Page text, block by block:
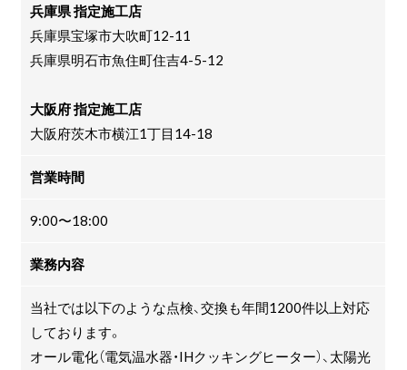
兵庫県 指定施工店
兵庫県宝塚市大吹町12-11
兵庫県明石市魚住町住吉4-5-12
大阪府 指定施工店
大阪府茨木市横江1丁目14-18
営業時間
9:00〜18:00
業務内容
当社では以下のような点検、交換も年間1200件以上対応
しております。
オール電化（電気温水器・IHクッキングヒーター）、太陽光